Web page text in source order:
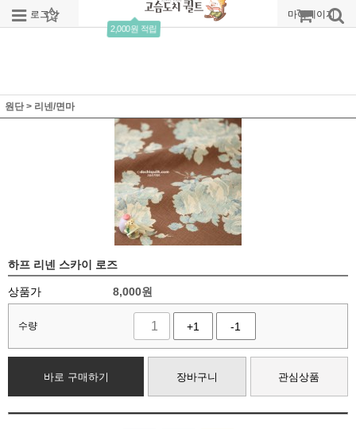
로그인 회원가입
2,000원 적립
주문조회 마이페이지
원단 > 리넨/면마
하프 리넨 스카이 로즈
상품가 8,000원
수량 +1 -1
바로 구매하기 장바구니 관심상품